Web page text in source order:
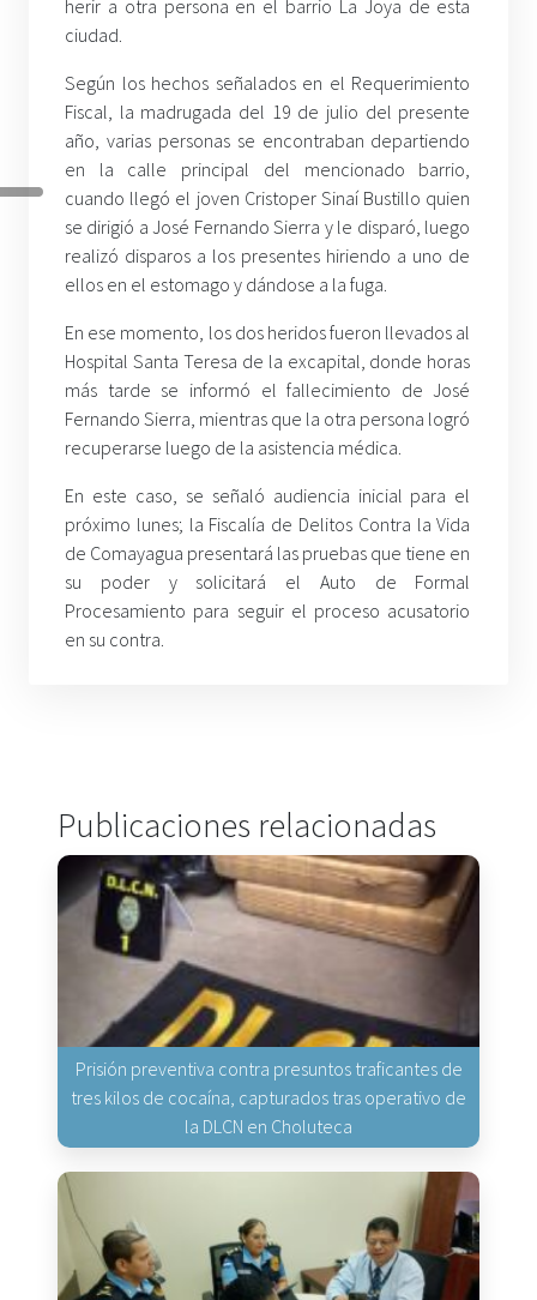
herir a otra persona en el barrio La Joya de esta
ciudad.
Según los hechos señalados en el Requerimiento
Fiscal, la madrugada del 19 de julio del presente
año, varias personas se encontraban departiendo
en la calle principal del mencionado barrio,
cuando llegó el joven Cristoper Sinaí Bustillo quien
se dirigió a José Fernando Sierra y le disparó, luego
realizó disparos a los presentes hiriendo a uno de
ellos en el estomago y dándose a la fuga.
En ese momento, los dos heridos fueron llevados al
Hospital Santa Teresa de la excapital, donde horas
más tarde se informó el fallecimiento de José
Fernando Sierra, mientras que la otra persona logró
recuperarse luego de la asistencia médica.
En este caso, se señaló audiencia inicial para el
próximo lunes; la Fiscalía de Delitos Contra la Vida
de Comayagua presentará las pruebas que tiene en
su poder y solicitará el Auto de Formal
Procesamiento para seguir el proceso acusatorio
en su contra.
Publicaciones relacionadas
Prisión preventiva contra presuntos traficantes de
tres kilos de cocaína, capturados tras operativo de
la DLCN en Choluteca